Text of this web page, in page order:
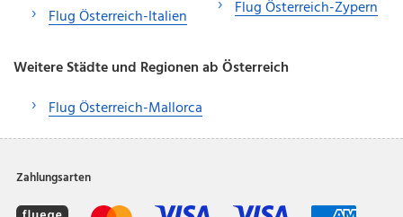
Flug Österreich-Italien
Flug Österreich-Zypern
Weitere Städte und Regionen ab Österreich
Flug Österreich-Mallorca